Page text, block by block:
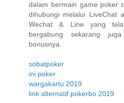
dalam bermain game poker
dihubungi melalui LiveChat
Wechat & Line yang
bergabung sekarang
bonusnya.
sobatpoker
ini poker
wargakartu 2019
link alternatif pokerbo 2019